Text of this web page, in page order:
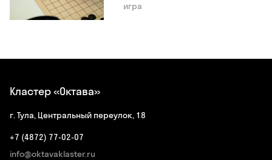
игра
Кластер «Октава»
г. Тула, Центральный переулок, 18
+7 (4872) 77-02-07
info@oktavaklaster.ru